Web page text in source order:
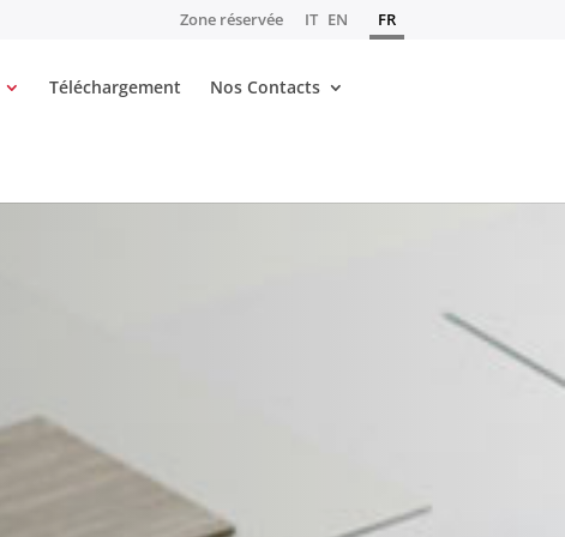
Zone réservée IT EN FR
Téléchargement Nos Contacts